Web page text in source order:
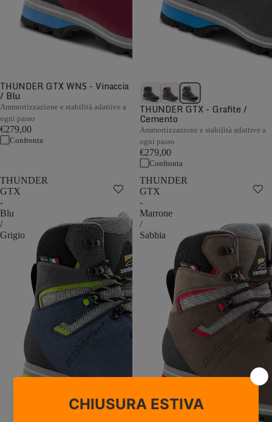
THUNDER GTX WNS - Vinaccia
/ Blu
Ammortizzazione e stabilità adattive a
ogni passo
€279,00
Confronta
THUNDER GTX - Grafite /
Cemento
Ammortizzazione e stabilità adattive a
ogni passo
€279,00
Confronta
THUNDER
GTX
-
Blu
/
Grigio
THUNDER
GTX
-
Marrone
/
Sabbia